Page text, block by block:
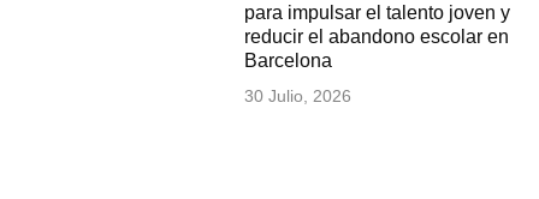
para impulsar el talento joven y
reducir el abandono escolar en
Barcelona
30 Julio, 2026